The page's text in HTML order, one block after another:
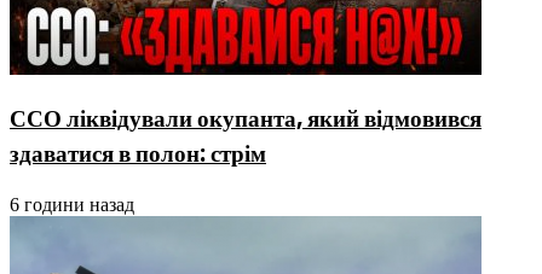
ССО ліквідували окупанта, який відмовився
здаватися в полон: стрім
6 години назад